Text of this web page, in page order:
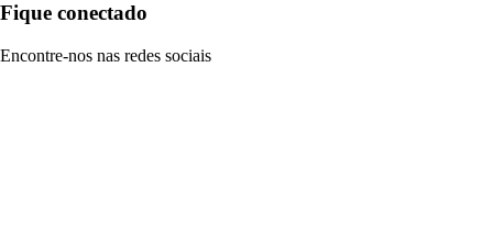
Fique conectado
Encontre-nos nas redes sociais